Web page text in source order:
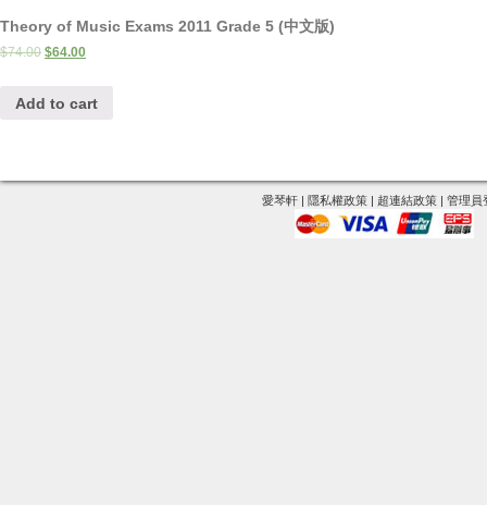
Theory of Music Exams 2011 Grade 5 (中文版)
$74.00 $64.00
Add to cart
愛琴軒| 隱私權政策| 超連結政策| 管理員